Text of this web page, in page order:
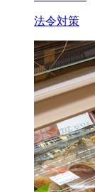
法令対策